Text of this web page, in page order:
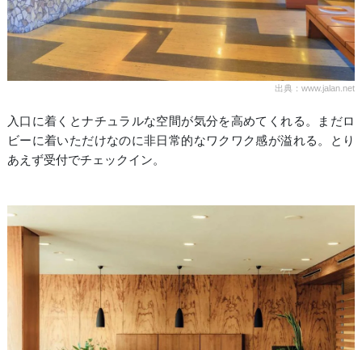
出典：www.jalan.net
入口に着くとナチュラルな空間が気分を高めてくれる。まだロ
ビーに着いただけなのに非日常的なワクワク感が溢れる。とり
あえず受付でチェックイン。